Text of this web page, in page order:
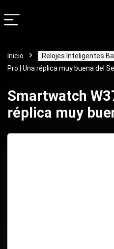
Inicio Relojes Inteligentes
Pro | Una réplica muy buena del
Smartwatch
réplica muy